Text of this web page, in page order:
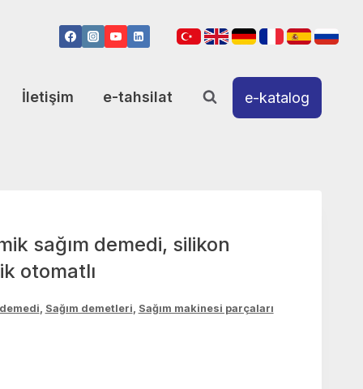
İletişim e-tahsilat e-katalog
sağım demedi, silikon
otomatlı
, Sağım demetleri, Sağım makinesi parçaları